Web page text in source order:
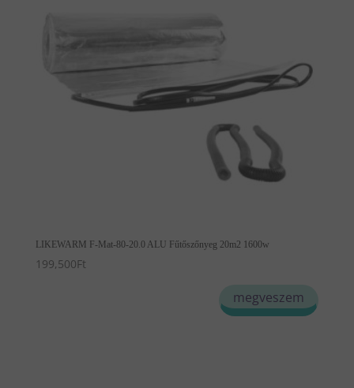
LIKEWARM F-Mat-80-20.0 ALU Fűtőszőnyeg 20m2 1600w
199,500Ft
megveszem